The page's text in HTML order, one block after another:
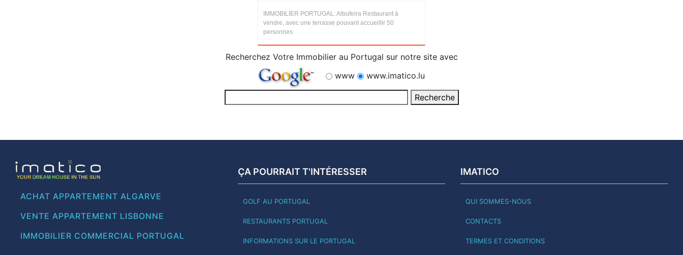
IMMOBILIER PORTUGAL: Albufeira Restaurant à
vendre, avec une terrasse pouvant accueillir 50
personnes
Recherchez Votre Immobilier au Portugal sur notre site avec
www
www.imatico.lu
ACHAT APPARTEMENT ALGARVE
VENTE APPARTEMENT LISBONNE
IMMOBILIER COMMERCIAL PORTUGAL
ÇA POURRAIT T'INTÉRESSER
GOLF AU PORTUGAL
RESTAURANTS PORTUGAL
INFORMATIONS SUR LE PORTUGAL
IMATICO
QUI SOMMES-NOUS
CONTACTS
TERMES ET CONDITIONS